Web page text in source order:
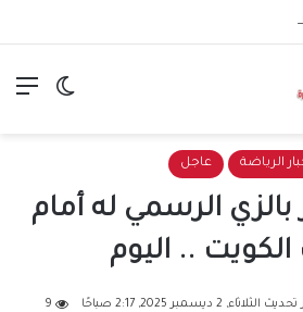
الوضع
الرياضة عاجل
الرسمي له أمام
.. اليوم
الثلاثاء, 2 ديسمبر 2025, 2:17 صباحًا 9